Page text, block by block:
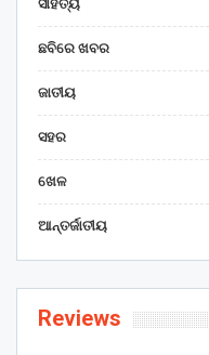
ସାହିତ୍ୟ
ଛବିରେ ଖବର
ଜାତୀୟ
ସହର
ଖେଳ
ଆନ୍ତର୍ଜାତୀୟ
Reviews